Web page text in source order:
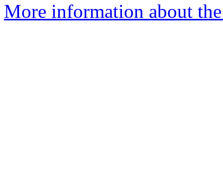
More information about